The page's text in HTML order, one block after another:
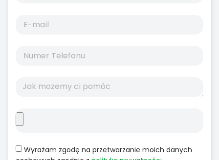
Wyrażam zgodę na przetwarzanie moich danych